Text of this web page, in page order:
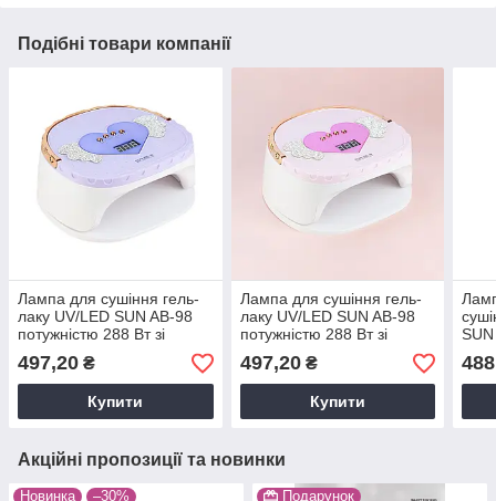
Подібні товари компанії
Лампа для сушіння гель-
лаку UV/LED SUN AB-98
потужністю 288 Вт зі
стразами (Бузкова)
497,20 ₴
Купити
Лампа для сушіння гель-
лаку UV/LED SUN AB-98
потужністю 288 Вт зі
стразами (Рожева)
497,20₴
Купити
Акційні пропозиції та новинки
Новинка –30% Подарунок